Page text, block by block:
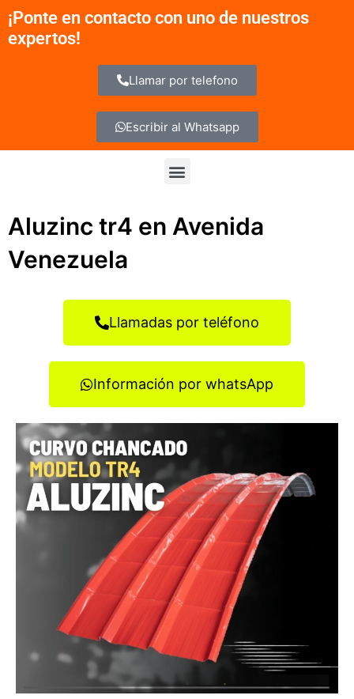
contenido
¡Ponte en contacto con uno de nuestros
expertos!
Llamar por telefono
Escribir al Whatsapp
Menu
Aluzinc tr4 en Avenida
Venezuela
Llamadas por teléfono
Información por whatsApp